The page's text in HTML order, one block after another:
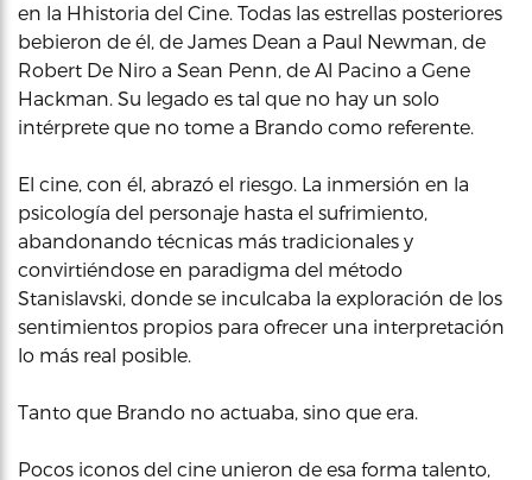
en la Hhistoria del Cine. Todas las estrellas posteriores
bebieron de él, de James Dean a Paul Newman, de
Robert De Niro a Sean Penn, de Al Pacino a Gene
Hackman. Su legado es tal que no hay un solo
intérprete que no tome a Brando como referente.
El cine, con él, abrazó el riesgo. La inmersión en la
psicología del personaje hasta el sufrimiento,
abandonando técnicas más tradicionales y
convirtiéndose en paradigma del método
Stanislavski, donde se inculcaba la exploración de los
sentimientos propios para ofrecer una interpretación
lo más real posible.
Tanto que Brando no actuaba, sino que era.
Pocos iconos del cine unieron de esa forma talento,